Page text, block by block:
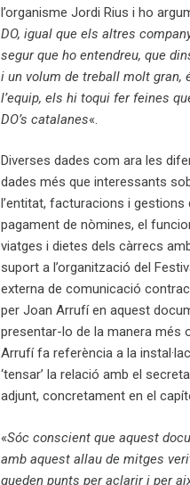
l’organisme Jordi Rius i ho
DO, igual que els altres
segur que ho entendreu, que
i un volum de treball molt
l’equip, els hi toqui fer feines
DO’s catalanes«.
Diverses dades com ara les
dades més que interessants
l’entitat, facturacions i
pagament de nòmines, el
viatges i dietes dels càrrecs
suport a l’organització del
externa de comunicació
per Joan Arrufí en aquest
presentar-lo de la manera més
Arrufí fa referència a la
‘tensar’ la relació amb el
adjunt, concretament en el
«Sóc conscient que aquest
amb aquest allau de mitges
queden punts per aclarir i per